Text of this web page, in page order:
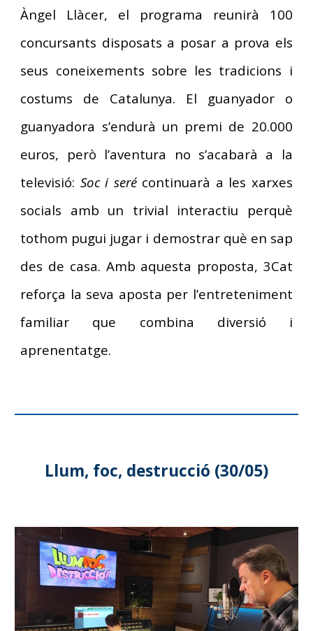
Àngel Llàcer, el programa reunirà 100
concursants disposats a posar a prova els
seus coneixements sobre les tradicions i
costums de Catalunya. El guanyador o
guanyadora s’endurà un premi de 20.000
euros, però l’aventura no s’acabarà a la
televisió: Soc i serécontinuarà a les xarxes
socials amb un trivial interactiu perquè
tothom pugui jugar i demostrar què en sap
des de casa. Amb aquesta proposta, 3Cat
reforça la seva aposta per l’entreteniment
familiar que combina diversió i
aprenentatge.
Llum, foc, destrucció (30/05)